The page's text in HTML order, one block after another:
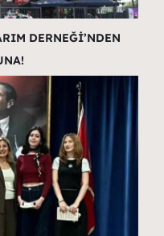
DERNEĞİ’NDEN